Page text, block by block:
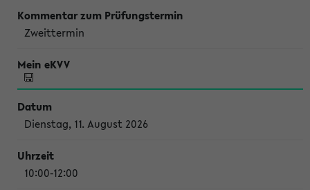
Zweittermin
Dienstag, 11. August 2026
10:00-12:00